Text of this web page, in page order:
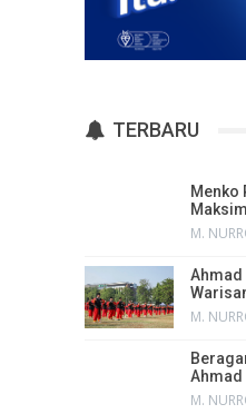
TERBARU
Menko
M.
Ahmad
M.
Ahmad
M.